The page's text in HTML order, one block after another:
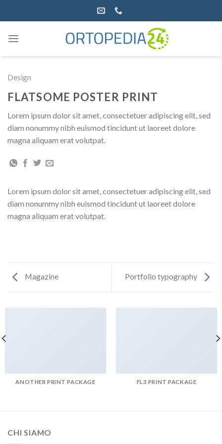
Design
FLATSOME POSTER PRINT
Lorem ipsum dolor sit amet, consectetuer adipiscing elit, sed
diam nonummy nibh euismod tincidunt ut laoreet dolore
magna aliquam erat volutpat.
Lorem ipsum dolor sit amet, consectetuer adipiscing elit, sed
diam nonummy nibh euismod tincidunt ut laoreet dolore
magna aliquam erat volutpat.
Magazine Portfolio typography
ANOTHER PRINT PACKAGE FL3 PRINT PACKAGE
CHI SIAMO